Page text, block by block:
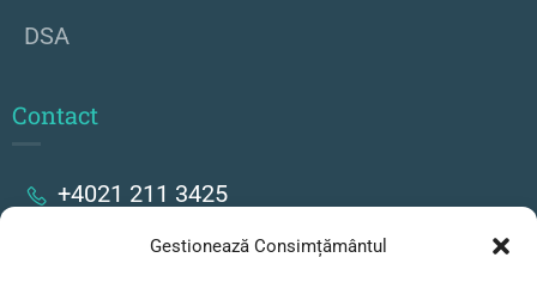
Gestionează Consimțământul
DSA
Contact
+4021 211 3425
Strada Stanislav Cihoschi 17, București